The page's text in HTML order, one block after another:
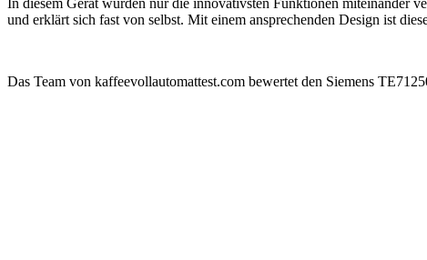
In diesem Gerät wurden nur die innovativsten Funktionen miteinander
und erklärt sich fast von selbst. Mit einem ansprechenden Design ist
Das Team von kaffeevollautomattest.com bewertet den Siemens